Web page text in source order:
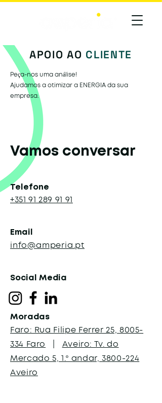
APOIO AO CLIENTE
Peça-nos uma análise!
Ajudamos a otimizar a ENERGIA da sua
empresa.
Vamos conversar
Telefone
+351 91 289 91 91
Email
info@amperia.pt
Social Media
Moradas
Faro: Rua Filipe Ferrer 25, 8005-
334 Faro
Aveiro: Tv. do
Mercado 5, 1.º andar, 3800-224
Aveiro